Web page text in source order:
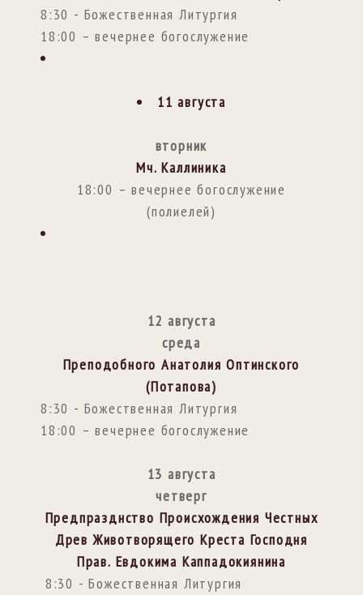
8:30 - Божественная Литургия
18:00 – вечернее богослужение
11 августа
вторник
Мч. Каллиника
18:00 – вечернее богослужение
(полиелей)
12 августа
среда
Преподобного Анатолия Оптинского
(Потапова)
8:30 - Божественная Литургия
18:00 – вечернее богослужение
13 августа
четверг
Предпразднство Происхождения Честных
Древ Животворящего Креста Господня
Прав. Евдокима Каппадокиянина
8:30 - Божественная Литургия